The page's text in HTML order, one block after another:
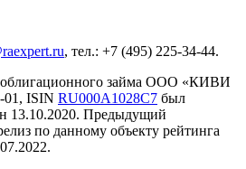
, тел.: +7 (495) 225-34-44.
займа ООО «КИВИ
01, ISIN RU000A1028C7 был
13.10.2020. Предыдущий
по данному объекту рейтинга